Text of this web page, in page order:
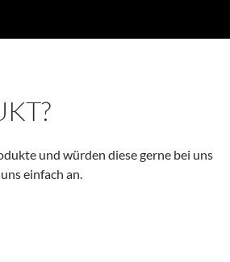
und würden diese gerne bei uns
einfach an.